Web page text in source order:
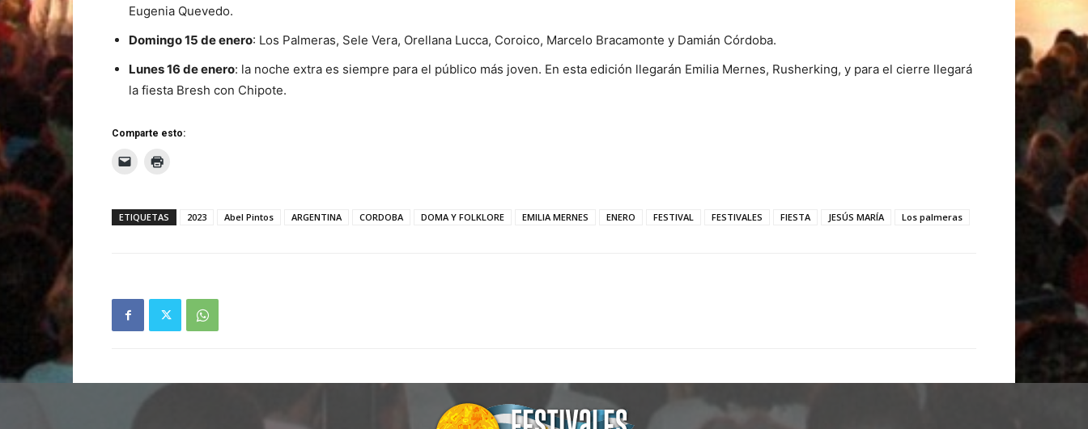
Eugenia Quevedo.
Domingo 15 de enero: Los Palmeras, Sele Vera, Orellana Lucca, Coroico, Marcelo Bracamonte y Damián Córdoba.
Lunes 16 de enero: la noche extra es siempre para el público más joven. En esta edición llegarán Emilia Mernes, Rusherking, y para el cierre llegará
la fiesta Bresh con Chipote.
Comparte esto:
ETIQUETAS 2023 Abel Pintos ARGENTINA CORDOBA DOMA Y FOLKLORE EMILIA MERNES ENERO FESTIVAL FESTIVALES FIESTA JESÚS MARÍA Los palmeras